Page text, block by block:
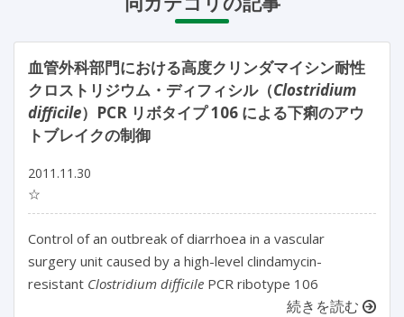
血管外科部門における高度クリンダマイシン耐性
クロストリジウム・ディフィシル（Clostridium
difficile）PCR リボタイプ 106 による下痢のアウ
トブレイクの制御
2011.11.30
☆
Control of an outbreak of diarrhoea in a vascular
surgery unit caused by a high-level clindamycin-
resistant Clostridium difficile PCR ribotype 106
続きを読む